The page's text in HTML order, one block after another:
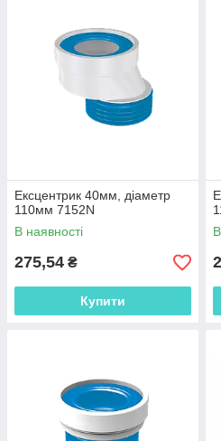
Ексцентрик 40мм, діаметр
110мм 7152N
В наявності
275,54 ₴
Купити